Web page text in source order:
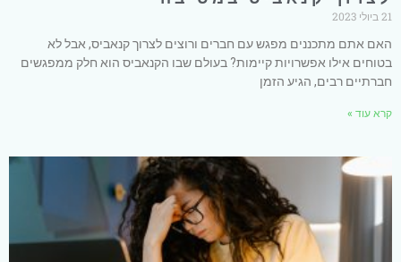
21 ביולי 2023
האם אתם מתכננים מפגש עם חברים ורוצים לצרוך קנאביס, אבל לא
בטוחים אילו אפשרויות קיימות? בעולם שבו הקנאביס הוא חלק ממפגשים
חברתיים רבים, הגיע הזמן
קרא עוד »